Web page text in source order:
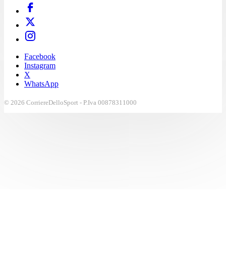
Facebook
Instagram
X
WhatsApp
© 2026 CorriereDelloSport - P.Iva 00878311000